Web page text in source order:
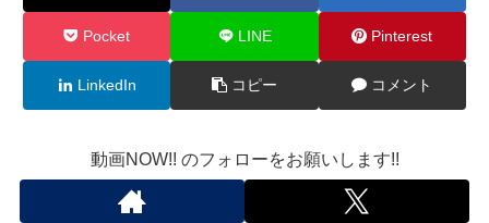
Pocket LINE Pinterest
LinkedIn コピー コメント
動画NOW!! のフォローをお願いします!!